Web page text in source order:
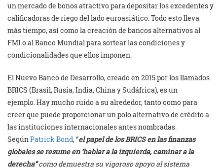
un mercado de bonos atractivo para depositar los excedentes y
calificadoras de riego del lado euroasiático. Todo esto lleva
más tiempo, así como la creación de bancos alternativos al
FMI o al Banco Mundial para sortear las condiciones y
condicionalidades que ellos imponen.
El Nuevo Banco de Desarrollo, creado en 2015 por los llamados
BRICS (Brasil, Rusia, India, China y Sudáfrica), es un
ejemplo. Hay mucho ruido a su alrededor, tanto como para
creer que puede proporcionar un polo alternativo de crédito a
las instituciones internacionales antes nombradas.
SegúnPatrick Bond, “el papel de los BRICS en las finanzas
globales se resume en ‘hablar a la izquierda, caminar a la
derecha”como demuestra su vigoroso apoyo al sistema